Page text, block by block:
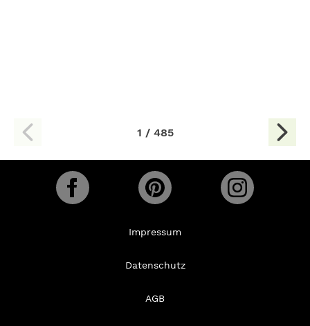
1 / 485
Impressum
Datenschutz
AGB